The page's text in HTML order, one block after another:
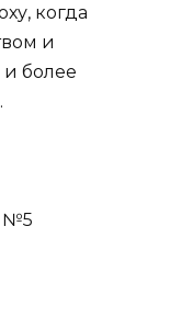
когда
и
более
№5